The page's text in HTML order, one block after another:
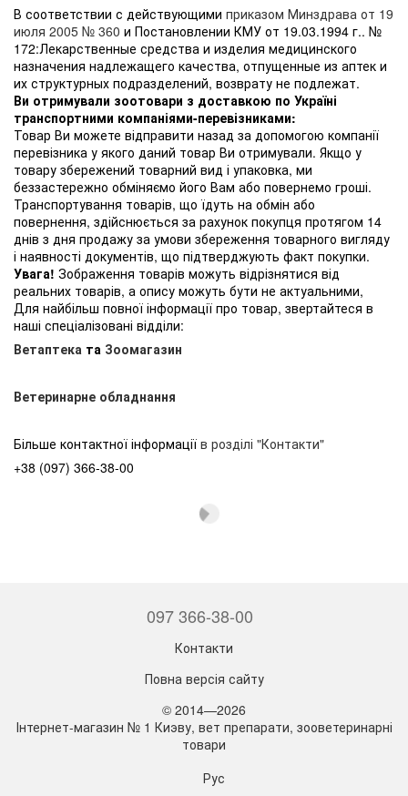
В соответствии с действующими приказом Минздрава от 19
июля 2005 № 360 и Постановлении КМУ от 19.03.1994 г.. №
172:Лекарственные средства и изделия медицинского
назначения надлежащего качества, отпущенные из аптек и
их структурных подразделений, возврату не подлежат.
Ви отримували зоотовари з доставкою по Україні
транспортними компаніями-перевізниками:
Товар Ви можете відправити назад за допомогою компанії
перевізника у якого даний товар Ви отримували. Якщо у
товару збережений товарний вид і упаковка, ми
беззастережно обміняємо його Вам або повернемо гроші.
Транспортування товарів, що їдуть на обмін або
повернення, здійснюється за рахунок покупця протягом 14
днів з дня продажу за умови збереження товарного вигляду
і наявності документів, що підтверджують факт покупки.
Увага! Зображення товарів можуть відрізнятися від
реальних товарів, а опису можуть бути не актуальними,
Для найбільш повної інформації про товар, звертайтеся в
наші спеціалізовані відділи:
Ветаптека та Зоомагазин
Ветеринарне обладнання
Більше контактної інформації в розділі "Контакти"
+38 (097) 366-38-00
097 366-38-00
Контакти
Повна версія сайту
© 2014—2026
Інтернет-магазин № 1 Киэву, вет препарати, зооветеринарні
товари
Рус